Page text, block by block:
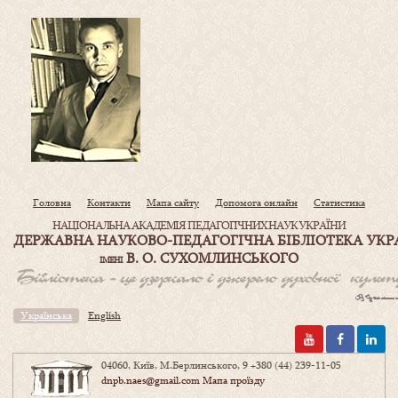
Головна Контакти Мапа сайту Допомога онлайн Статистика
НАЦІОНАЛЬНА АКАДЕМІЯ ПЕДАГОГІЧНИХ НАУК УКРАЇНИ
ДЕРЖАВНА НАУКОВО-ПЕДАГОГІЧНА БІБЛІОТЕКА
ІМЕНІВ. О. СУХОМЛИНСЬКОГО
Українська English
04060, Київ, М.Берлинського, 9+380 (44) 239-11-05
dnpb.naes@gmail.comМапа проїзду